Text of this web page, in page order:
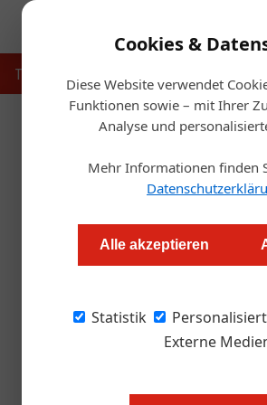
Cookies &
Diese Website verwendet
Funktionen sowie – mit Ihrer
Analyse und
Mehr Informationen finden
Alle akzeptieren
Statistik
Externe
Touristik
Alexander Grübling
Das Traditionshaus
wurden 400.000 Euro
Das Best
Umbauphasen